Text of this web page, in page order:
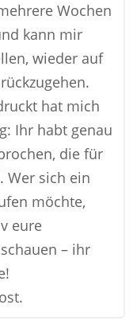
Wochen
kann mir
wieder auf
hat mich
Ihr habt genau
die für
Wer sich ein
möchte,
eure
– ihr